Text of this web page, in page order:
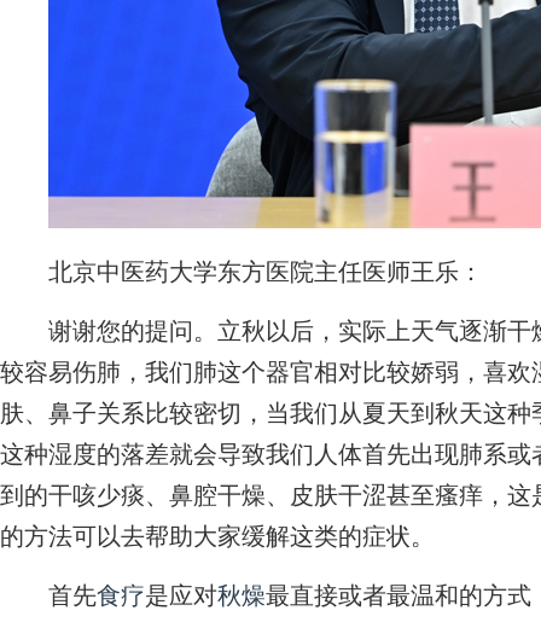
北京中医药大学东方医院主任医师王乐：
谢谢您的提问。立秋以后，实际上天气逐渐干
较容易伤肺，我们肺这个器官相对比较娇弱，喜
肤、鼻子关系比较密切，当我们从夏天到秋天这
这种湿度的落差就会导致我们人体首先出现肺系
到的干咳少痰、鼻腔干燥、皮肤干涩甚至瘙痒，
的方法可以去帮助大家缓解这类的症状。
首先食疗是应对秋燥最直接或者最温和的方